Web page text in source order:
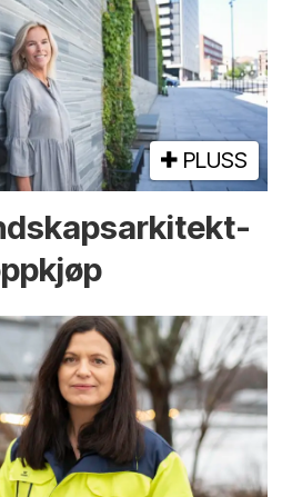
PLUSS